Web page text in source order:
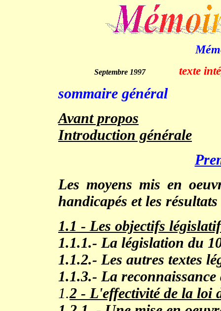
Septembre 1997 texte
sommaire général
Avant propos
Introduction générale
Les moyens mis en
handicapés et les résultats
1.1 - Les objectifs
1.1.1.- La législation du
1.1.2.- Les autres textes
1.1.3.- La
1.2 - L'effectivité de la loi